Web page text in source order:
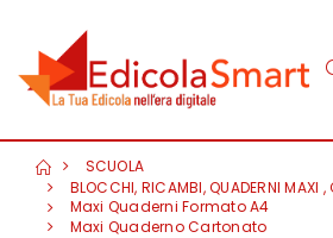
SCUOLA
BLOCCHI, RICAMBI, QUADERNI MAXI ,
Maxi Quaderni Formato A4
Maxi Quaderno Cartonato